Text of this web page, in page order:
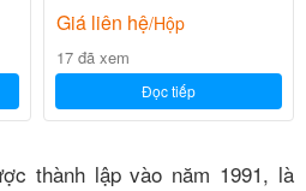
Giá liên hệ/Hộp
17 đã xem
Đọc tiếp
thành lập vào năm 1991, là